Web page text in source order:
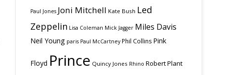
Paul Jones Joni Mitchell Kate Bush Led
Zeppelin Lisa Coleman Mick Jagger Miles Davis
Neil Young paris Paul McCartney Phil Collins Pink
Floyd Prince Quincy Jones Rhino Robert Plant